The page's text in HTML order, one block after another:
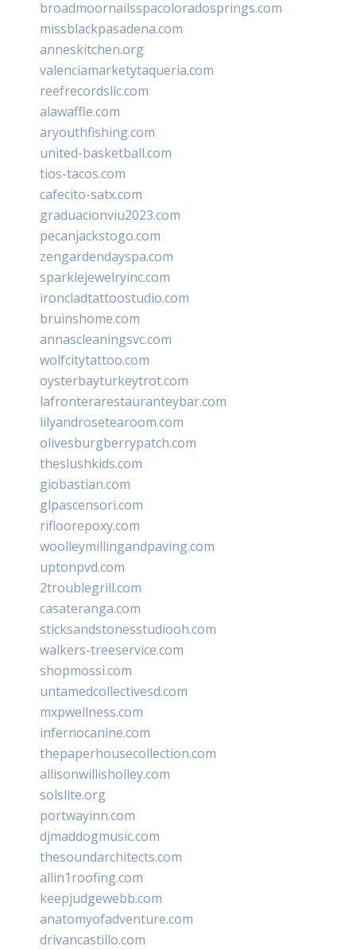
broadmoornailsspacoloradosprings.com
missblackpasadena.com
anneskitchen.org
valenciamarketytaqueria.com
reefrecordsllc.com
alawaffle.com
aryouthfishing.com
united-basketball.com
tios-tacos.com
cafecito-satx.com
graduacionviu2023.com
pecanjackstogo.com
zengardendayspa.com
sparklejewelryinc.com
ironcladtattoostudio.com
bruinshome.com
annascleaningsvc.com
wolfcitytattoo.com
oysterbayturkeytrot.com
lafronterarestauranteybar.com
lilyandrosetearoom.com
olivesburgberrypatch.com
theslushkids.com
giobastian.com
glpascensori.com
rifloorepoxy.com
woolleymillingandpaving.com
uptonpvd.com
2troublegrill.com
casateranga.com
sticksandstonesstudiooh.com
walkers-treeservice.com
shopmossi.com
untamedcollectivesd.com
mxpwellness.com
infernocanine.com
thepaperhousecollection.com
allisonwillisholley.com
solslite.org
portwayinn.com
djmaddogmusic.com
thesoundarchitects.com
allin1roofing.com
keepjudgewebb.com
anatomyofadventure.com
drivancastillo.com